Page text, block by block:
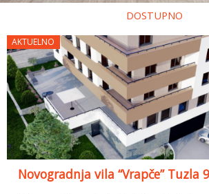
DOSTUPNO
AKTUELNO
Novogradnja vila “Vrapče” Tuzla